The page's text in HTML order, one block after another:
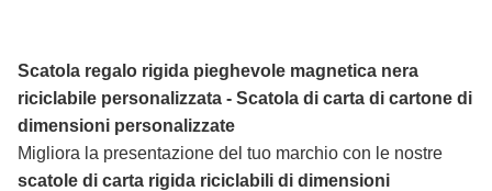
Scatola regalo rigida pieghevole magnetica nera
riciclabile personalizzata - Scatola di carta di cartone di
dimensioni personalizzate
Migliora la presentazione del tuo marchio con le nostre
scatole di carta rigida riciclabili di dimensioni